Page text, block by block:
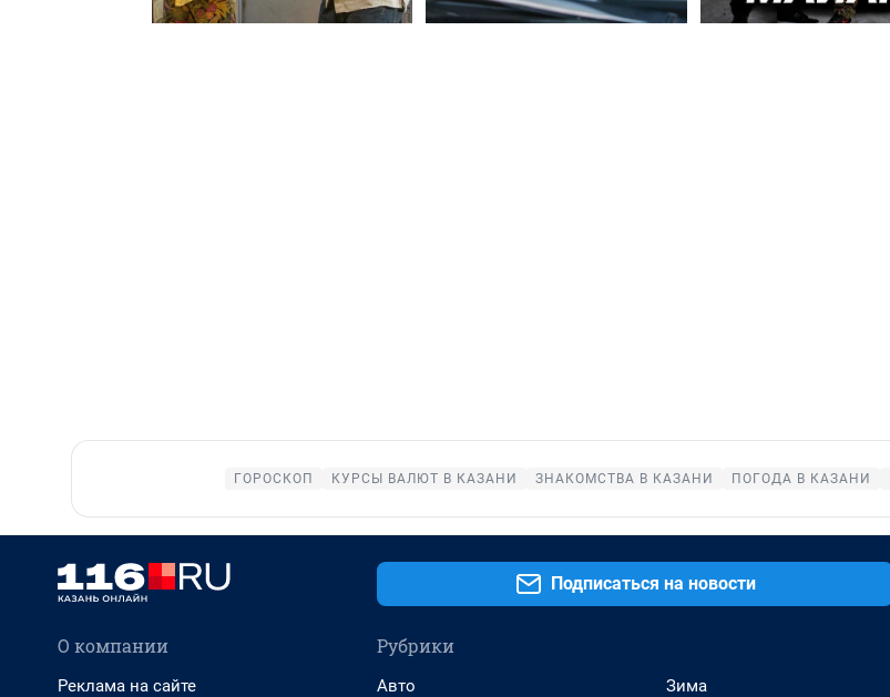
ГОРОСКОП КУРСЫ ВАЛЮТ В КАЗАНИ ЗНАКОМСТВА В КАЗАНИ ПОГОДА В КАЗАНИ
Подписаться на новости
О компании
Реклама на сайте
Рубрики
Авто
Зима